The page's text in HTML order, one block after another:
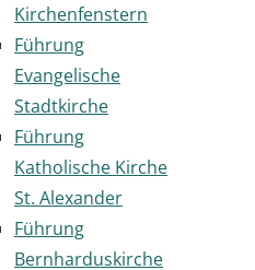
Kirchenfenstern
Führung
Evangelische
Stadtkirche
Führung
Katholische Kirche
St. Alexander
Führung
Bernharduskirche